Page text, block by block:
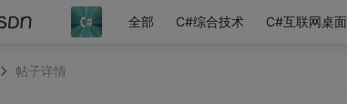
全部 C#综合技术
帖子详情